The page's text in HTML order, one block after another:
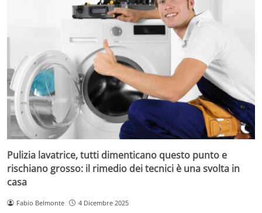
Pulizia lavatrice, tutti dimenticano questo punto e
rischiano grosso: il rimedio dei tecnici è una svolta in
casa
Fabio Belmonte 4 Dicembre 2025